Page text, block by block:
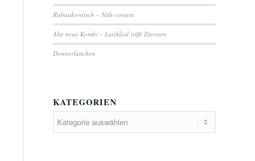
Rabaukowitsch – Näh-contest
Alte neue Kombi – Latzkleid trifft Zitronen
Donnerlüttchen
KATEGORIEN